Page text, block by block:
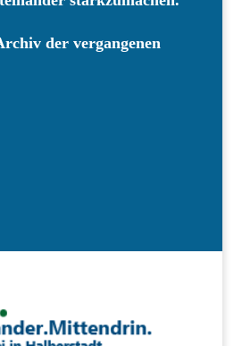
der vergangenen